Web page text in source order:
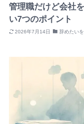
管理職だけど会社
い7つのポイント
2026年7月14日 辞めたい